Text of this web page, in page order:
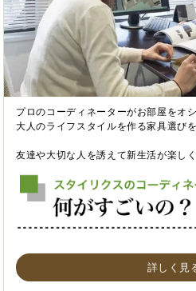
プロのコーディネーターがお部屋をオ
大人のライフスタイルを作る家具選び
友達や大切な人を誘えて新生活が楽しく
詳しく見